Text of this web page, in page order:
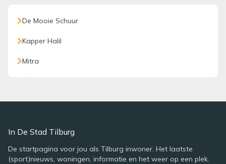
De Mooie Schuur
Kapper Halil
Mitra
In De Stad Tilburg
De startpagina voor jou als Tilburg inwoner. Het laatste
(sport)nieuws, woningen, informatie en het weer op een plek.